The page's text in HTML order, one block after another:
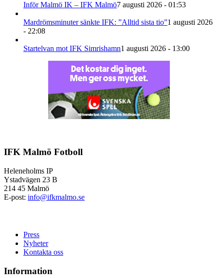
Inför Malmö IK – IFK Malmö7 augusti 2026 - 01:53
Mardrömsminuter sänkte IFK: ”Alltid sista tio”1 augusti 2026
- 22:08
Startelvan mot IFK Simrishamn1 augusti 2026 - 13:00
IFK Malmö Fotboll
Heleneholms IP
Ystadvägen 23 B
214 45 Malmö
E-post: info@ifkmalmo.se
Press
Nyheter
Kontakta oss
Information